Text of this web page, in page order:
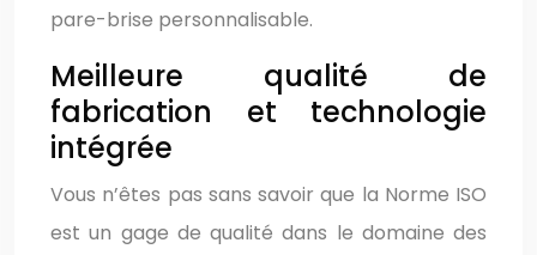
pare-brise personnalisable.
Meilleure qualité de
fabrication et technologie
intégrée
Vous n’êtes pas sans savoir que la Norme ISO
est un gage de qualité dans le domaine des